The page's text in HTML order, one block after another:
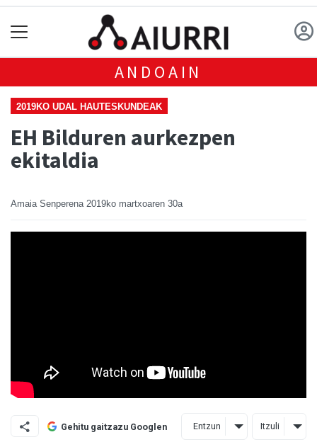
ANDOAIN
2019KO UDAL HAUTESKUNDEAK
EH Bilduren aurkezpen
ekitaldia
Amaia Senperena 2019ko martxoaren 30a
Gehitu gaitzazu Googlen Entzun Itzuli